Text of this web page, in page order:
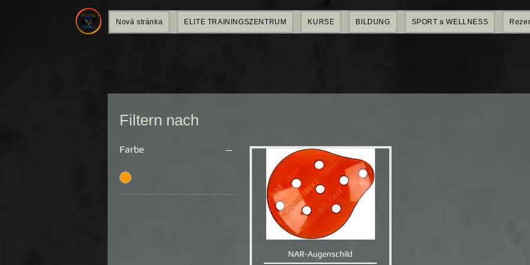
Nová stránka ELITE TRAININGSZENTRUM KURSE BILDUNG SPORT a WELLNESS
Filtern nach
Farbe
Schnellansicht
NAR-Augenschild